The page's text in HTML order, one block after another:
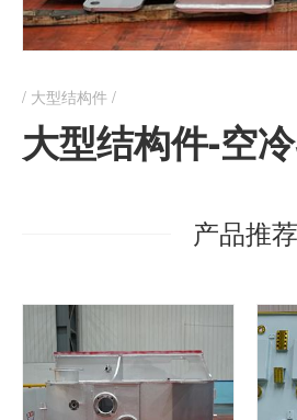
大型结构件 /
大型结构件-空
产品推荐